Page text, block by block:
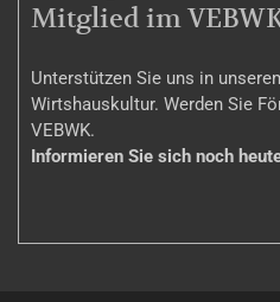
Mitglied im
Unterstützen Sie uns in
Wirtshauskultur. Werden Sie
VEBWK.
Informieren Sie sich noch